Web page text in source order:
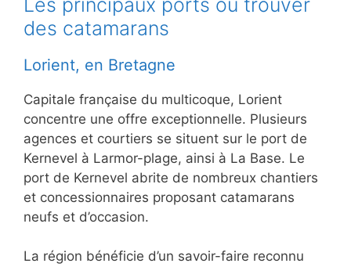
des catamarans
Lorient, en Bretagne
Capitale française du multicoque, Lorient
concentre une offre exceptionnelle. Plusieurs
agences et courtiers se situent sur le port de
Kernevel à Larmor-plage, ainsi à La Base. Le
port de Kernevel abrite de nombreux chantiers
et concessionnaires proposant catamarans
neufs et d’occasion.
La région bénéficie d’un savoir-faire reconnu